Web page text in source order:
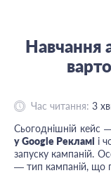
Навчання
Час читання: 3
Сьогоднішній
у Google Рекламі і
запуску кампаній.
— тип кампаній, що